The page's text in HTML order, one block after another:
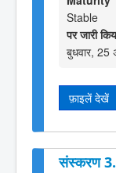
Stable
पर जारी
बुधवार,
फ़ाइलें देखें
संस्करण